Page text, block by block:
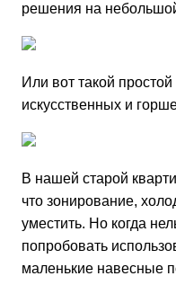
решения на
Или вот такой
искусственных и
В нашей старой
что зонирование,
уместить. Но когда
попробовать
маленькие навесные